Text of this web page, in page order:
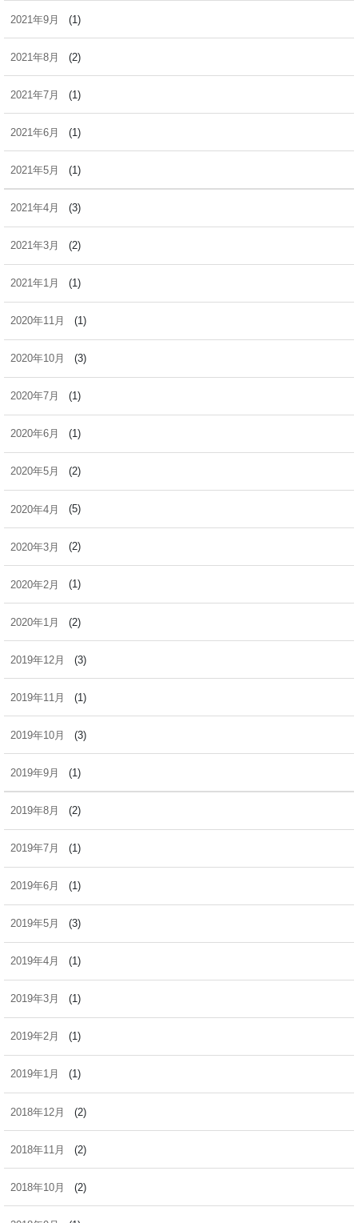
2021年9月 (1)
2021年8月 (2)
2021年7月 (1)
2021年6月 (1)
2021年5月 (1)
2021年4月 (3)
2021年3月 (2)
2021年1月 (1)
2020年11月 (1)
2020年10月 (3)
2020年7月 (1)
2020年6月 (1)
2020年5月 (2)
2020年4月 (5)
2020年3月 (2)
2020年2月 (1)
2020年1月 (2)
2019年12月 (3)
2019年11月 (1)
2019年10月 (3)
2019年9月 (1)
2019年8月 (2)
2019年7月 (1)
2019年6月 (1)
2019年5月 (3)
2019年4月 (1)
2019年3月 (1)
2019年2月 (1)
2019年1月 (1)
2018年12月 (2)
2018年11月 (2)
2018年10月 (2)